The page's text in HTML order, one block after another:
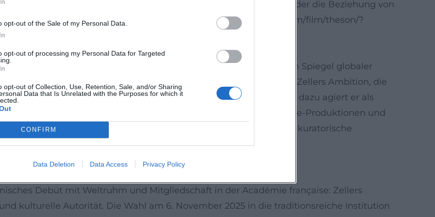
opt-out of the Sale of my Personal Data.
opt-out of processing my Personal Data for Targeted
opt-out of Collection, Use, Retention, Sale, and/or Sharing
Data that Is Unrelated with the Purposes for which it
CONFIRM
Data Deletion Data Access Privacy Policy
„Familien-Trilogie“ stellt The Son einen wichtigen Baustein dar, der die Beziehung von
verhandelt. ([sonyclassics.com](https://www.sonyclassics.com/film/theson/?
Produzent
Thriller an, der die Belastungsprobe eines Paares im Spiegel globaler
verweisen auf eine prominente Besetzung und auf Zellers Ambition, die
genregeprägtes, filmisches Arrangement zu überführen. Parallel dazu agiert er als
Blue Morning Pictures beteiligt er sich an internationalen Arthouse-Produktionen und
erweitert seine Musikalität des Erzählens um kuratorische
Förderung markanter filmischer „Stimmen“. ([en.wikipedia.org]
Debüt mit Weltruhm und Mitgliedschaft in der Académie française: Zellers
kulturelle Autorität. Die Wahl am 6. November 2025 in die traditionsreiche Institution